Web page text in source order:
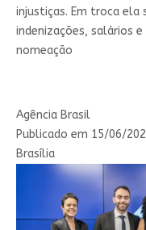
injustiças. Em troca ela
indenizações, salários
nomeação
Agência Brasil
Publicado em 15/06/
Brasília